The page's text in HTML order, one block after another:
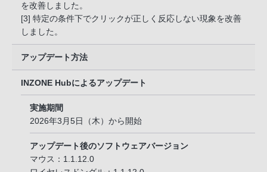
を改善しました。
[3] 特定の条件下でクリックが正しく反応しない現象を改善
しました。
アップデート方法
INZONE Hubによるアップデート
実施期間
2026年3月5日（木）から開始
アップデート後のソフトウェアバージョン
マウス：1.1.12.0